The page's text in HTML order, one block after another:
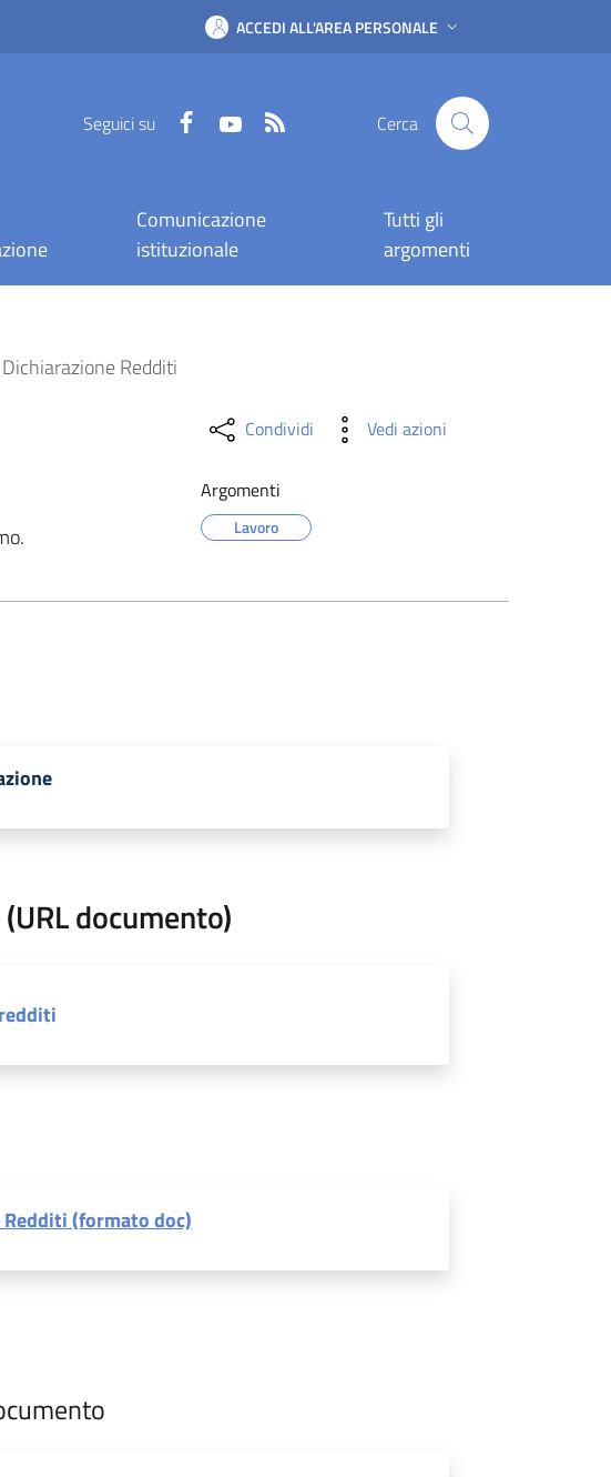
ACCEDI ALL'AREA PERSONALE
Seguici su FacebookYouTube Cerca
Comunicazione
istituzionale
Tutti gli
argomenti
Redditi
Condividi Vedi azioni
Argomenti
Lavoro
documento)
(formato doc)